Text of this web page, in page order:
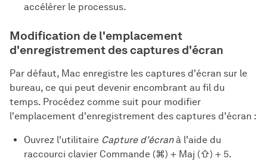
accélérer le processus.
Modification de l'emplacement
d'enregistrement des captures d'écran
Par défaut, Mac enregistre les captures d'écran sur le
bureau, ce qui peut devenir encombrant au fil du
temps. Procédez comme suit pour modifier
l'emplacement d'enregistrement des captures d'écran :
Ouvrez l'utilitaire Capture d'écranà l'aide du
raccourci clavier Commande (⌘) + Maj (⇧) + 5.